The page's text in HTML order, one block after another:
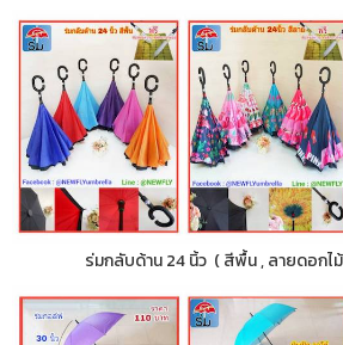
ร่มกลับด้าน 24 นิ้ว ( สีพื้น , ลายดอกไม้